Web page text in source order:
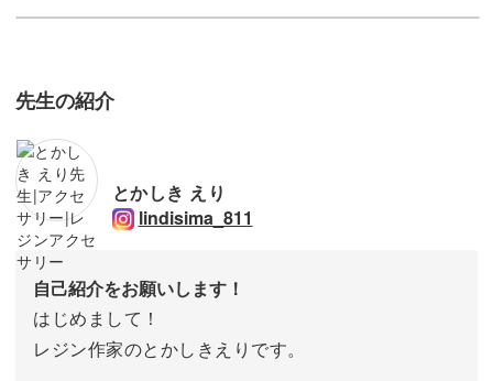
先生の紹介
とかしき えり
lindisima_811
自己紹介をお願いします！
はじめまして！
レジン作家のとかしきえりです。